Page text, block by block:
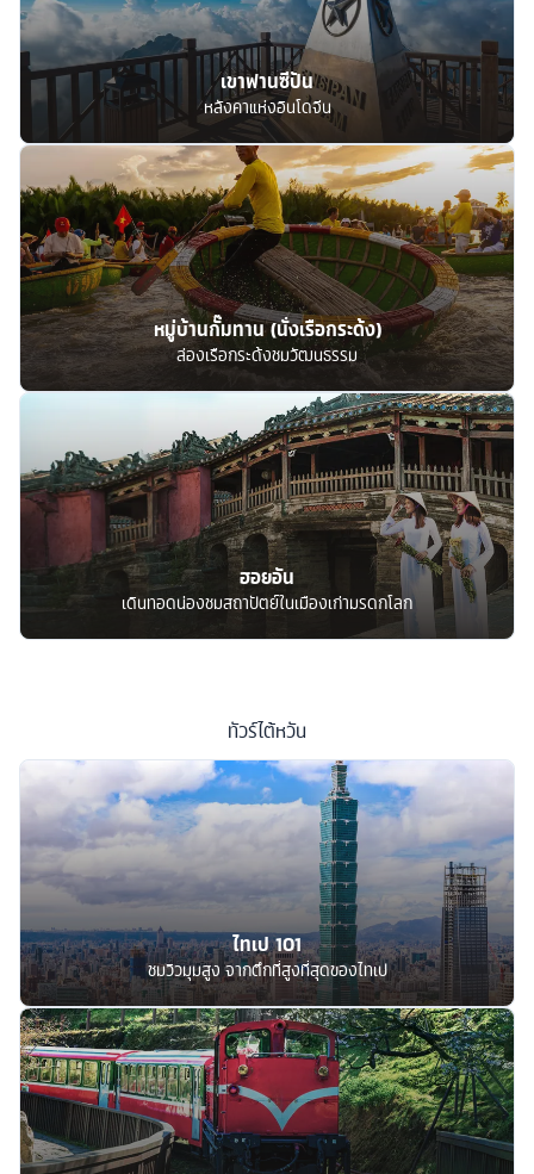
เขาฟานซีปัน
หลังคาแห่งอินโดจีน
หมู่บ้านกั๊มทาน (นั่งเรือกระด้ง)
ล่องเรือกระด้งชมวัฒนธรรม
ฮอยอัน
เดินทอดน่องชมสถาปัตย์ในเมืองเก่ามรดกโลก
ทัวร์ไต้หวัน
ไทเป 101
ชมวิวมุมสูง จากตึกที่สูงที่สุดของไทเป